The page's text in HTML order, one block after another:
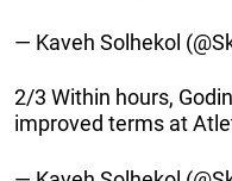
— Kaveh Solhekol
2/3 Within hours,
improved terms at